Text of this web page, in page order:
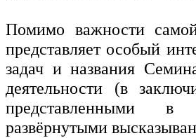
Помимо важности
представляет особый
задач и названия
деятельности (в
представленными
развёрнутыми